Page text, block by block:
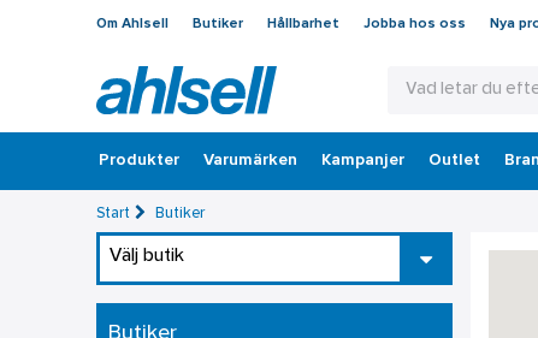
Om Ahlsell Butiker Hållbarhet Jobba hos oss Nya
Produkter Varumärken Kampanjer Outlet
Start Butiker
Välj butik
Butiker